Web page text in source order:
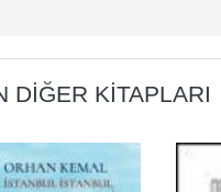
DIĞER KITAPLARI